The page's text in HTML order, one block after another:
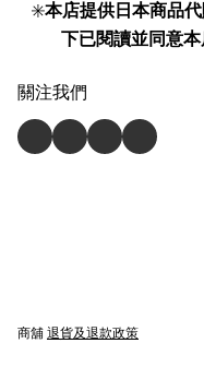
✳️本店提供日本商品
下已閱讀並同意本
關注我們
商舖 退貨及退款政策